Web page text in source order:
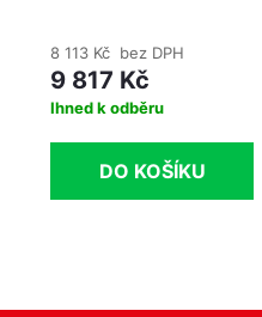
8 113 Kč bez DPH
9 817 Kč
Ihned k odběru
DO KOŠÍKU